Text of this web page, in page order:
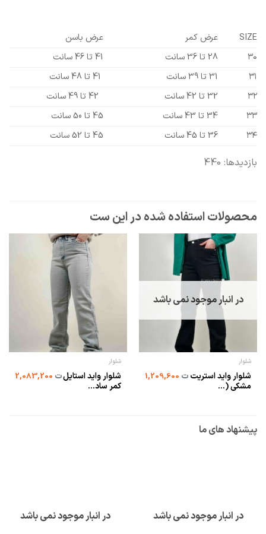
SIZE عرض کمر
عرض باسن
۳۰
28 تا 36 سانت
41 تا 46 سانت
۳۱
31 تا 39 سانت
۳۲
32 تا 42 سانت
۳۳
34 تا 43 سانت
45 تا 50 سانت
۳۴
36 تا 45 سانت 45 تا 52 سانت
بازدیدها: 440
در انبار موجود نمی باشد
شلوار
شلوار واید استریت
مشکی (...
ت1,209,600
شلوار
شلوار واید استایل
کمر ساد...
ت2,083,200
پیشنهاد های ما
در انبار موجود نمی باشد در انبار موجود نمی باشد